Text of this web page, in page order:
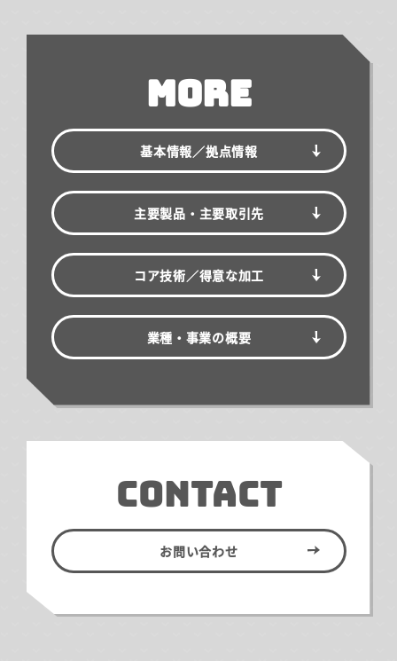
MORE
基本情報／拠点情報
主要製品・主要取引先
コア技術／得意な加工
業種・事業の概要
CONTACT
お問い合わせ